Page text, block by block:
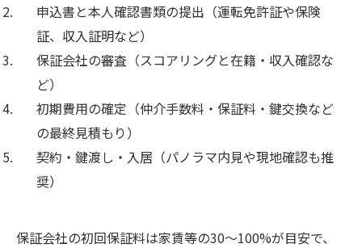
申込書と本人確認書類の提出（運転免許証や保険
証、収入証明など）
保証会社の審査（スコアリングと在籍・収入確認な
ど）
初期費用の確定（仲介手数料・保証料・鍵交換など
の最終見積もり）
契約・鍵渡し・入居（パノラマ内見や現地確認も推
奨）
保証会社の初回保証料は家賃等の30〜100%が目安で、